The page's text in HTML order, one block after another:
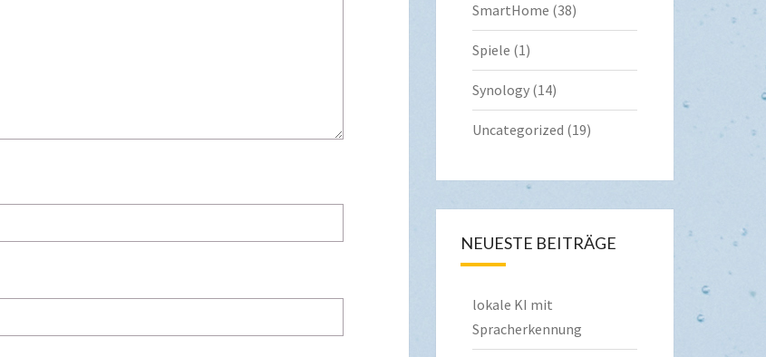
SmartHome (38)
Spiele (1)
Synology(14)
Uncategorized (19)
NEUESTE BEITRÄGE
lokale KI mit
Spracherkennung